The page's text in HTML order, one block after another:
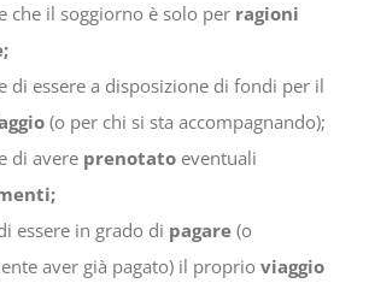
che il soggiorno è solo per ragioni
di essere a disposizione di fondi per il
(o per chi si sta accompagnando);
di avere prenotato eventuali
essere in grado di pagare (o
aver già pagato) il proprio viaggio